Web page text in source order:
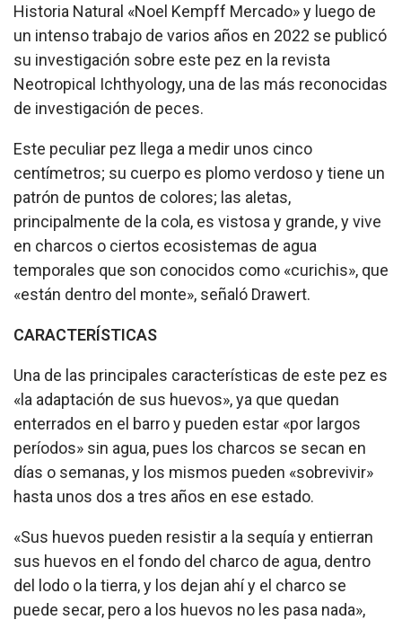
Historia Natural «Noel Kempff Mercado» y luego de
un intenso trabajo de varios años en 2022 se publicó
su investigación sobre este pez en la revista
Neotropical Ichthyology, una de las más reconocidas
de investigación de peces.
Este peculiar pez llega a medir unos cinco
centímetros; su cuerpo es plomo verdoso y tiene un
patrón de puntos de colores; las aletas,
principalmente de la cola, es vistosa y grande, y vive
en charcos o ciertos ecosistemas de agua
temporales que son conocidos como «curichis», que
«están dentro del monte», señaló Drawert.
CARACTERÍSTICAS
Una de las principales características de este pez es
«la adaptación de sus huevos», ya que quedan
enterrados en el barro y pueden estar «por largos
períodos» sin agua, pues los charcos se secan en
días o semanas, y los mismos pueden «sobrevivir»
hasta unos dos a tres años en ese estado.
«Sus huevos pueden resistir a la sequía y entierran
sus huevos en el fondo del charco de agua, dentro
del lodo o la tierra, y los dejan ahí y el charco se
puede secar, pero a los huevos no les pasa nada»,